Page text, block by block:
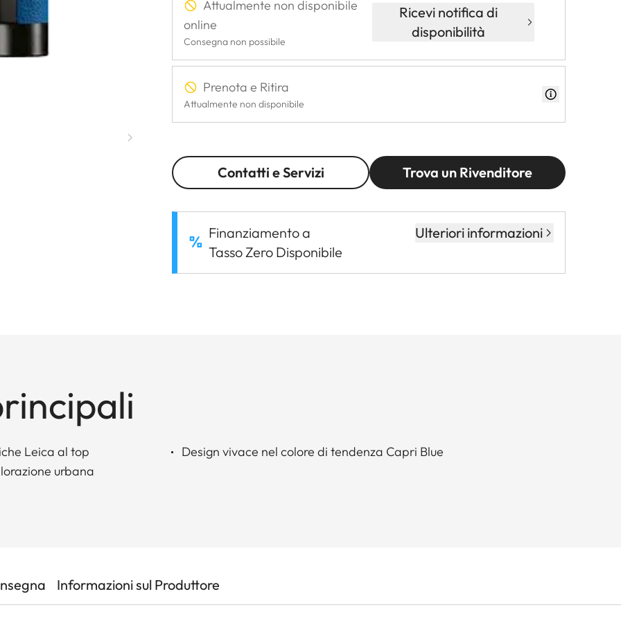
Attualmente non disponibile
online
Consegna non possibile
Ricevi notifica di
disponibilità
Prenota e Ritira
Attualmente non disponibile
Contatti e Servizi Trova un Rivenditore
Finanziamento a
Tasso Zero Disponibile
Ulteriori informazioni
Leica al top
urbana
Design vivace nel colore di tendenza Capri Blue
Informazioni sul Produttore